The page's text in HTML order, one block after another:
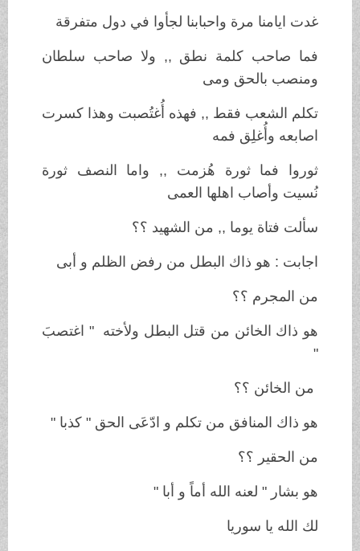
غدت ايامنا مرة واحبابنا لجأوا في دول متفرقة
فما صاحب كلمة نطق ,, ولا صاحب سلطان
ومنصب بالحق ومى
تكلم الشعب فقط ,, فهذه أُغتُصبت وهذا كسرت
اصابعه وأُغلِق فمه
ثوروا فما ثورة هُزمت ,, واما النصف ثورة
نُسيت وأصاب اهلها العمى
سألت فتاة يوما ,, من الشهيد ؟؟
اجابت : هو ذاك البطل من رفض الظلم و أبى
من المجرم ؟؟
هو ذاك الخائن من قتل البطل ولأخته " اغتصبَ
من الخائن ؟؟
هو ذاك المنافق من تكلم و ادّعَى الحق " كذبا "
من الحقير ؟؟
هو بشار " لعنه الله أماً و أبا "
لك الله يا سوريا